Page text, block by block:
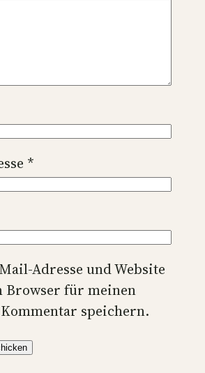
*
Adresse und Website
Browser für meinen
speichern.